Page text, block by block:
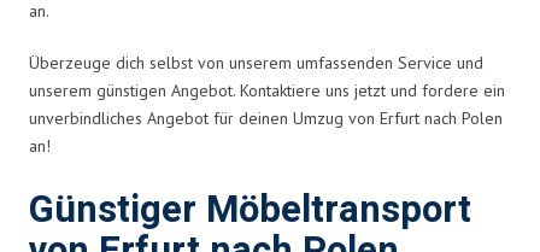
an.
Überzeuge dich selbst von unserem umfassenden Service und
unserem günstigen Angebot. Kontaktiere uns jetzt und fordere ein
unverbindliches Angebot für deinen Umzug von Erfurt nach Polen
an!
Günstiger Möbeltransport